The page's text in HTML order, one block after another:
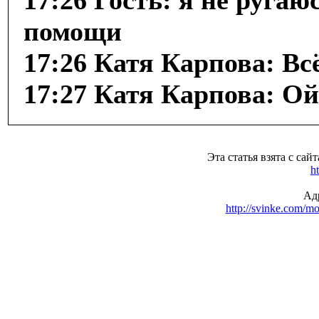
помощи
17:26 Катя Карпова:
17:27 Катя Карпова:
Эта статья взята с
http://svinke.com/